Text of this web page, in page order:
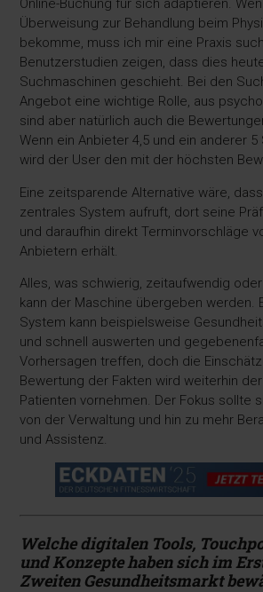
Online-Buchung für sich adaptieren.
Überweisung zur Behandlung beim
bekomme, muss ich mir eine Praxis
Benutzerstudien zeigen, dass dies
Suchmaschinen geschieht. Bei den
Angebot eine wichtige Rolle, aus
sind aber natürlich auch die
Wenn ein Anbieter 4,5 und ein anderer
wird der User den mit der höchsten
Eine zeitsparende Alternative wäre,
zentrales System aufruft, dort seine
und daraufhin direkt Terminvorschläge
Anbietern erhält.
Alles, was schwierig, zeitaufwendig
kann der Maschine übergeben werden.
System kann beispielsweise
und schnell auswerten und
Vorhersagen treffen, doch die
Bewertung der Fakten wird weiterhin
Patienten vornehmen. Der Fokus sollte
von der Verwaltung und hin zu mehr
und Assistenz.
Welche digitalen Tools,
undKonzepte haben sich im
Zweiten Gesundheitsmarkt